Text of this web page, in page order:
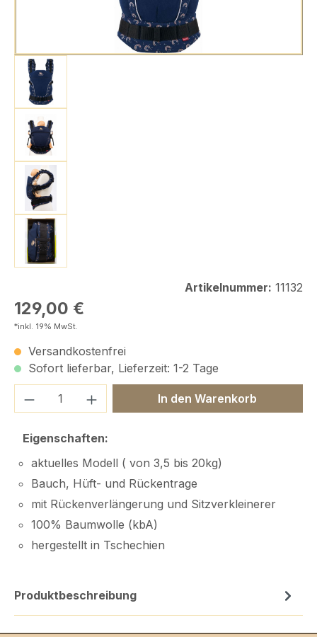
Artikelnummer: 11132
Regulärer Preis:
129,00 €
*inkl. 19% MwSt.
Versandkostenfrei
Sofort lieferbar, Lieferzeit: 1-2 Tage
Produkt Anzahl: Gib denIn den Warenkorb
Eigenschaften:
aktuelles Modell ( von 3,5 bis 20kg)
Bauch, Hüft- und Rückentrage
mit Rückenverlängerung und Sitzverkleinerer
100% Baumwolle (kbA)
hergestellt in Tschechien
Produktbeschreibung